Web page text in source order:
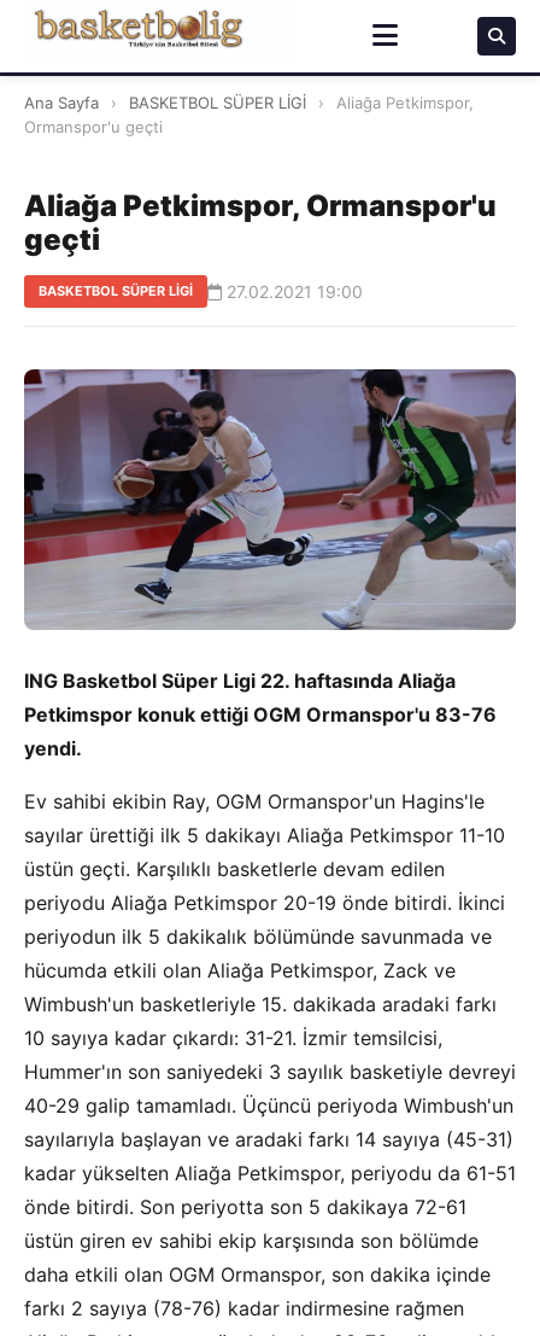
Ana Sayfa › BASKETBOL SÜPER LİGİ ›
Aliağa Petkimspor,
Ormanspor'u geçti
Aliağa Petkimspor, Ormanspor'u
geçti
BASKETBOL SÜPER LİGİ 27.02.2021 19:00
ING Basketbol Süper Ligi 22. haftasında Aliağa
Petkimspor konuk ettiği OGM Ormanspor'u 83-76
yendi.
Ev sahibi ekibin Ray, OGM Ormanspor'un Hagins'le
sayılar ürettiği ilk 5 dakikayı Aliağa Petkimspor 11-10
üstün geçti. Karşılıklı basketlerle devam edilen
periyodu Aliağa Petkimspor 20-19 önde bitirdi. İkinci
periyodun ilk 5 dakikalık bölümünde savunmada ve
hücumda etkili olan Aliağa Petkimspor, Zack ve
Wimbush'un basketleriyle 15. dakikada aradaki farkı
10 sayıya kadar çıkardı: 31-21. İzmir temsilcisi,
Hummer'ın son saniyedeki 3 sayılık basketiyle devreyi
40-29 galip tamamladı. Üçüncü periyoda Wimbush'un
sayılarıyla başlayan ve aradaki farkı 14 sayıya (45-31)
kadar yükselten Aliağa Petkimspor, periyodu da 61-51
önde bitirdi. Son periyotta son 5 dakikaya 72-61
üstün giren ev sahibi ekip karşısında son bölümde
daha etkili olan OGM Ormanspor, son dakika içinde
farkı 2 sayıya (78-76) kadar indirmesine rağmen